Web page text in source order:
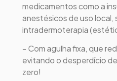
medicamentos como a
anestésicos de uso local,
intradermoterapia
– Com agulha fixa, que
evitando o desperdício
zero!